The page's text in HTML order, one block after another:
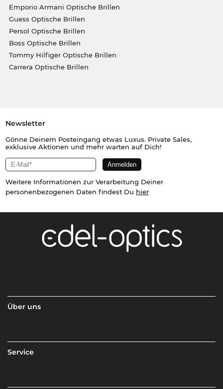
Emporio Armani Optische Brillen
Guess Optische Brillen
Persol Optische Brillen
Boss Optische Brillen
Tommy Hilfiger Optische Brillen
Carrera Optische Brillen
Newsletter
Gönne Deinem Posteingang etwas Luxus. Private Sales,
exklusive Aktionen und mehr warten auf Dich!
Weitere Informationen zur Verarbeitung Deiner
personenbezogenen Daten findest Du hier
Über uns
Service